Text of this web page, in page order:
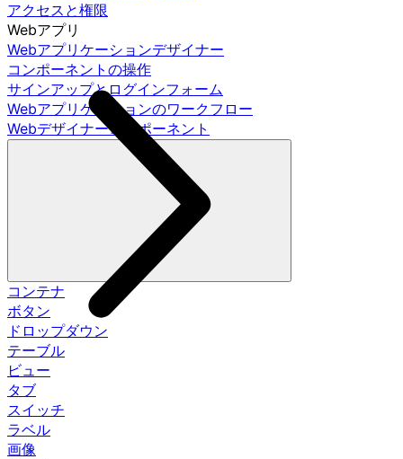
アクセスと権限
Webアプリ
Webアプリケーションデザイナー
コンポーネントの操作
サインアップとログインフォーム
Webアプリケーションのワークフロー
Webデザイナーコンポーネント
コンテナ
ボタン
ドロップダウン
テーブル
ビュー
タブ
スイッチ
ラベル
画像